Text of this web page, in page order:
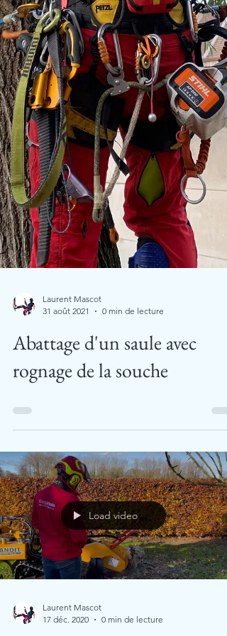
Laurent Mascot
31 août 2021
0 min de lecture
Abattage d'un saule avec
rognage de la souche
Load video